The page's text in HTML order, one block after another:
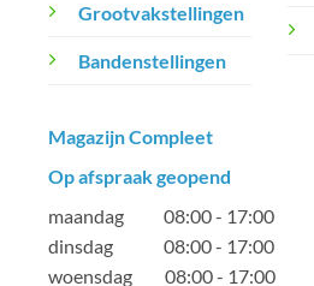
Grootvakstellingen
Bandenstellingen
Magazijn Compleet
Op afspraak geopend
maandag 08:00 - 17:00
dinsdag 08:00 - 17:00
woensdag 08:00 - 17:00